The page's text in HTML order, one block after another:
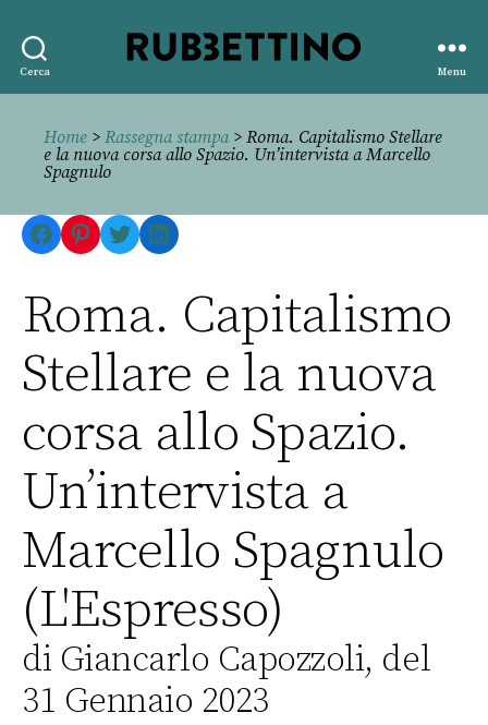
Cerca
editore
Menu
Home > Rassegna stampa> Roma. Capitalismo Stellare
e la nuova corsa allo Spazio. Un’intervista a Marcello
Spagnulo
Facebook
Pinterest
TwitterLinkedIn
Roma. Capitalismo
Stellare e la nuova
corsa allo Spazio.
Un’intervista a
Marcello Spagnulo
(L'Espresso)
di Giancarlo Capozzoli, del
31 Gennaio 2023